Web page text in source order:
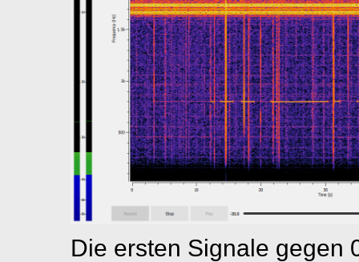
Die ersten Signale gegen